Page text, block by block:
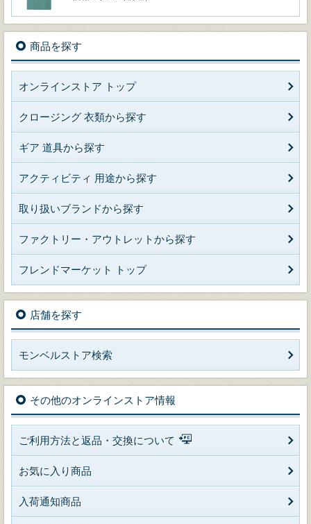
商品を探す
オンラインストア トップ
クロージング 衣類から探す
ギア 道具から探す
アクティビティ 用途から探す
取り扱いブランドから探す
ファクトリー・アウトレットから探す
フレンドマーケット トップ
店舗を探す
モンベルストア検索
その他のオンラインストア情報
ご利用方法と返品・交換について
お気に入り商品
入荷通知商品